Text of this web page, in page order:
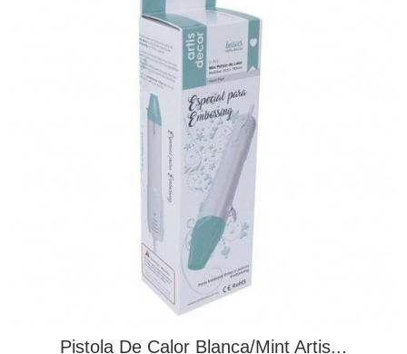
Pistola De Calor Blanca/Mint Artis...